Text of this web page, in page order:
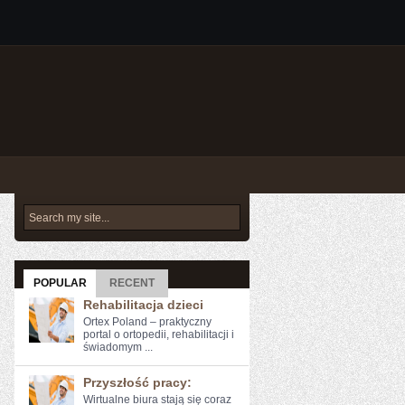
POPULAR RECENT
Rehabilitacja dzieci
Ortex Poland – praktyczny
portal o ortopedii, rehabilitacji i
świadomym ...
Przyszłość pracy:
Wirtualne biura‍ stają się ​coraz